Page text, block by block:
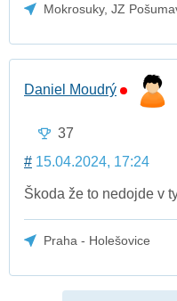
Mokrosuky, JZ
Daniel Moudrý
37
# 15.04.2024, 17:24
Škoda že to nedojde v
Praha - Holešovice